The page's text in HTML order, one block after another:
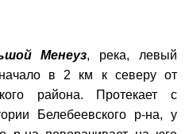
Менеуз, река, левый
в 2 км к северу от
района. Протекает с
Белебеевского р-на, у